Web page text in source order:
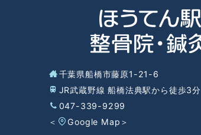
千葉県船橋市藤原1-21-6
JR武蔵野線 船橋法典駅から徒歩3分
047-339-9299
＜
Google Map ＞